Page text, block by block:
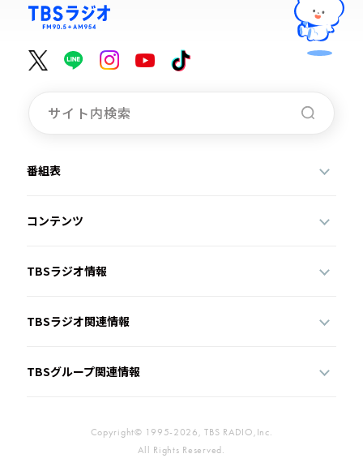
番組表
コンテンツ
TBSラジオ情報
TBSラジオ関連情報
TBSグループ関連情報
Copyright© 1995-2026, TBS RADIO,Inc.
All Rights Reserved.